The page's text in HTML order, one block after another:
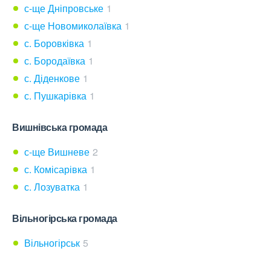
с-ще Дніпровське 1
с-ще Новомиколаївка 1
с. Боровківка 1
с. Бородаївка 1
с. Діденкове 1
с. Пушкарівка 1
Вишнівська громада
с-ще Вишневе 2
с. Комісарівка 1
с. Лозуватка 1
Вільногірська громада
Вільногірськ 5